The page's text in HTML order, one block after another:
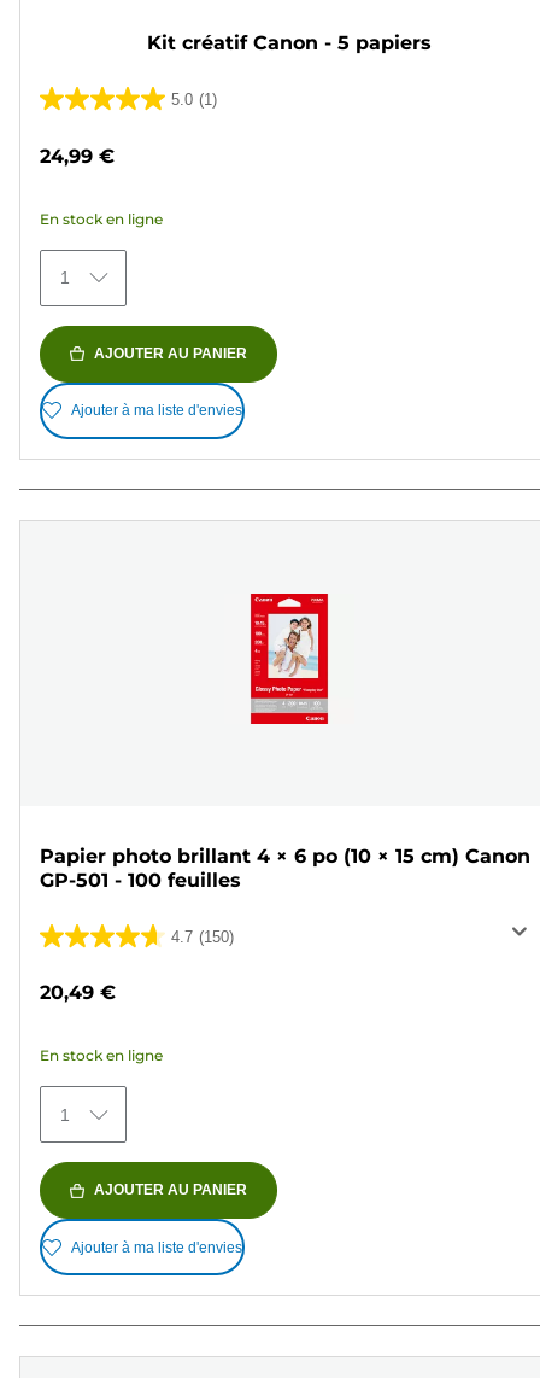
Kit créatif Canon - 5 papiers
5.0 (1)
5.0
5
1
avis
24,99 €
En stock en ligne
1
AJOUTER AU PANIER
Ajouter à ma liste d'envies
Papier photo brillant 4 × 6 po (10 × 15 cm) Canon
GP-501 - 100 feuilles
4.7 (150)
4.7
150
avis
20,49 €
En stock en ligne
1
AJOUTER AU PANIER
Ajouter à ma liste d'envies